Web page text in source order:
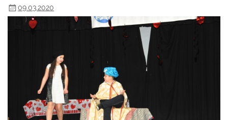
09.03.2020